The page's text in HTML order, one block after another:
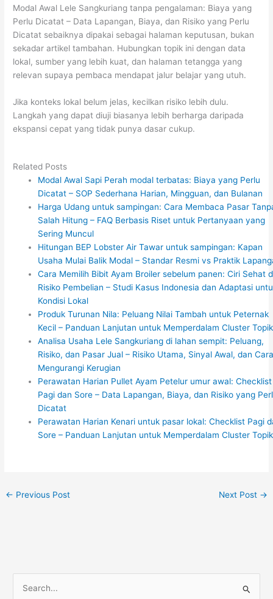
Modal Awal Lele Sangkuriang tanpa pengalaman: Biaya yang
Perlu Dicatat – Data Lapangan, Biaya, dan Risiko yang Perlu
Dicatat sebaiknya dipakai sebagai halaman keputusan, bukan
sekadar artikel tambahan. Hubungkan topik ini dengan data
lokal, sumber yang lebih kuat, dan halaman tetangga yang
relevan supaya pembaca mendapat jalur belajar yang utuh.
Jika konteks lokal belum jelas, kecilkan risiko lebih dulu.
Langkah yang dapat diuji biasanya lebih berharga daripada
ekspansi cepat yang tidak punya dasar cukup.
Related Posts
Modal Awal Sapi Perah modal terbatas: Biaya yang Perlu
Dicatat – SOP Sederhana Harian, Mingguan, dan Bulanan
Harga Udang untuk sampingan: Cara Membaca Pasar
Salah Hitung – FAQ Berbasis Riset untuk Pertanyaan yang
Sering Muncul
Hitungan BEP Lobster Air Tawar untuk sampingan: Kapan
Usaha Mulai Balik Modal – Standar Resmi vs Praktik
Cara Memilih Bibit Ayam Broiler sebelum panen: Ciri Sehat
Risiko Pembelian – Studi Kasus Indonesia dan Adaptasi
Kondisi Lokal
Produk Turunan Nila: Peluang Nilai Tambah untuk Peternak
Kecil – Panduan Lanjutan untuk Memperdalam Cluster Topik
Analisa Usaha Lele Sangkuriang di lahan sempit: Peluang,
Risiko, dan Pasar Jual – Risiko Utama, Sinyal Awal, dan
Mengurangi Kerugian
Perawatan Harian Pullet Ayam Petelur umur awal: Checklist
Pagi dan Sore – Data Lapangan, Biaya, dan Risiko yang
Dicatat
Perawatan Harian Kenari untuk pasar lokal: Checklist Pagi
Sore – Panduan Lanjutan untuk Memperdalam Cluster Topik
← Previous Post Next Post →